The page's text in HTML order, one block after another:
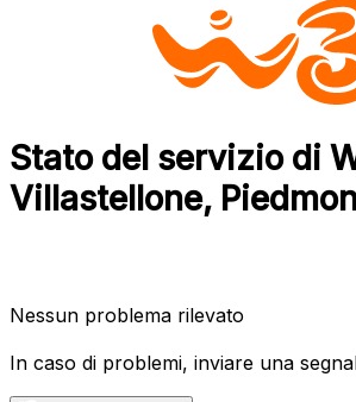
Stato del servizio di
Villastellone,
Nessun problema rilevato
In caso di problemi, inviare una